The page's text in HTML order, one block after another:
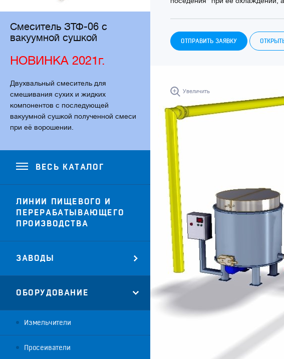
Смеситель ЗТФ-06 с
вакуумной сушкой
НОВИНКА 2021г.
Двухвальный смеситель для
смешивания сухих и жидких
компонентов с последующей
вакуумной сушкой полученной смеси
при её ворошении.
ВЕСЬ КАТАЛОГ
ЛИНИИ ПИЩЕВОГО И
ПЕРЕРАБАТЫВАЮЩЕГО
ПРОИЗВОДСТВА
ЗАВОДЫ
ОБОРУДОВАНИЕ
Измельчители
Просеиватели
ОТПРАВИТЬ ЗАЯВКУ
Увеличить